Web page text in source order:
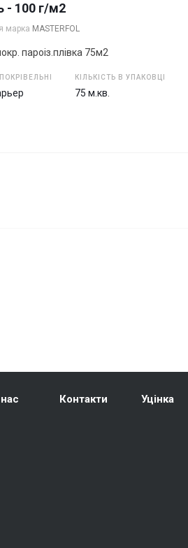
- 100 г/м2
марка MASTERFOL
пароіз.плівка 75м2
КІЛЬКІСТЬ В УПАКОВЦІ
75 м.кв.
Контакти Уцінка